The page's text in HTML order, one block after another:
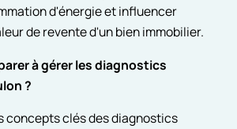
d'énergie et influencer
de revente d'un bien immobilier.
à gérer les diagnostics
?
concepts clés des diagnostics